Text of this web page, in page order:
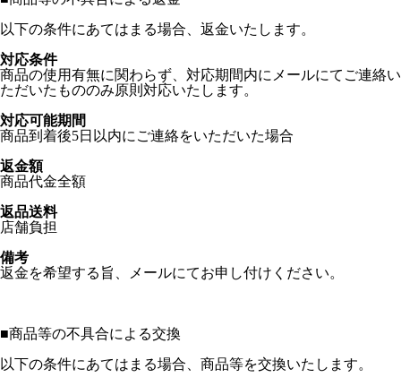
以下の条件にあてはまる場合、返金いたします。
対応条件
商品の使用有無に関わらず、対応期間内にメールにてご連絡い
ただいたもののみ原則対応いたします。
対応可能期間
商品到着後5日以内にご連絡をいただいた場合
返金額
商品代金全額
返品送料
店舗負担
備考
返金を希望する旨、メールにてお申し付けください。
■商品等の不具合による交換
以下の条件にあてはまる場合、商品等を交換いたします。